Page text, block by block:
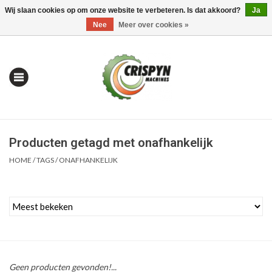
0 Artikelen - €0,00 Mijn account / Registreren
Alles om te Boren |
Producten getagd met onafhankelijk
HOME /TAGS/ONAFHANKELIJK
Geen producten gevonden!...
Wij slaan cookies op om onze website te verbeteren. Is dat akkoord?
Ja
Nee
Meer over cookies »